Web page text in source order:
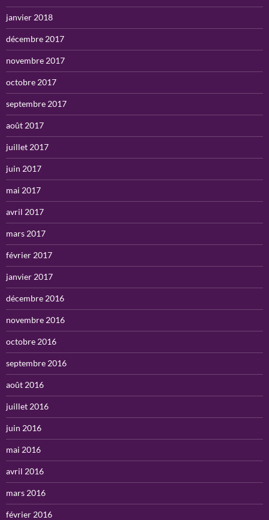
janvier 2018
décembre 2017
novembre 2017
octobre 2017
septembre 2017
août 2017
juillet 2017
juin 2017
mai 2017
avril 2017
mars 2017
février 2017
janvier 2017
décembre 2016
novembre 2016
octobre 2016
septembre 2016
août 2016
juillet 2016
juin 2016
mai 2016
avril 2016
mars 2016
février 2016